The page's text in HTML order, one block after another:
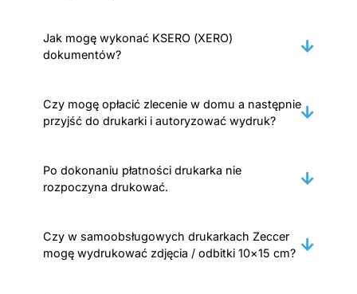
Jak mogę wykonać KSERO (XERO)
dokumentów?
Czy mogę opłacić zlecenie w domu a następnie
przyjść do drukarki i autoryzować wydruk?
Po dokonaniu płatności drukarka nie
rozpoczyna drukować.
Czy w samoobsługowych drukarkach Zeccer
mogę wydrukować zdjęcia / odbitki 10×15 cm?